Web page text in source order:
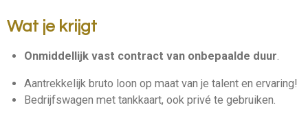
Wat je krijgt
Onmiddellijk vast contract van onbepaalde duur.
Aantrekkelijk bruto loon op maat van je talent en ervaring!
Bedrijfswagen met tankkaart, ook privé te gebruiken.